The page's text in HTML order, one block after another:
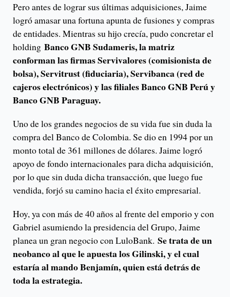
Pero antes de lograr sus últimas adquisiciones, Jaime
logró amasar una fortuna apunta de fusiones y compras
de entidades. Mientras su hijo crecía, pudo concretar el
holding Banco GNB Sudameris, la matriz
conforman las firmas Servivalores (comisionista de
bolsa), Servitrust (fiduciaria), Servibanca (red de
cajeros electrónicos) y las filiales Banco GNB Perú y
Banco GNB Paraguay.
Uno de los grandes negocios de su vida fue sin duda la
compra del Banco de Colombia. Se dio en 1994 por un
monto total de 361 millones de dólares. Jaime logró
apoyo de fondo internacionales para dicha adquisición,
por lo que sin duda dicha transacción, que luego fue
vendida, forjó su camino hacia el éxito empresarial.
Hoy, ya con más de 40 años al frente del emporio y con
Gabriel asumiendo la presidencia del Grupo, Jaime
planea un gran negocio con LuloBank. Se trata de un
neobanco al que le apuesta los Gilinski, y el cual
estaría al mando Benjamín, quien está detrás de
toda la estrategia.